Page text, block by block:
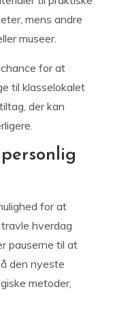
mens andre
museer.
for at
til klasselokalet
der kan
for at
hverdag
pauserne til at
den nyeste
metoder,